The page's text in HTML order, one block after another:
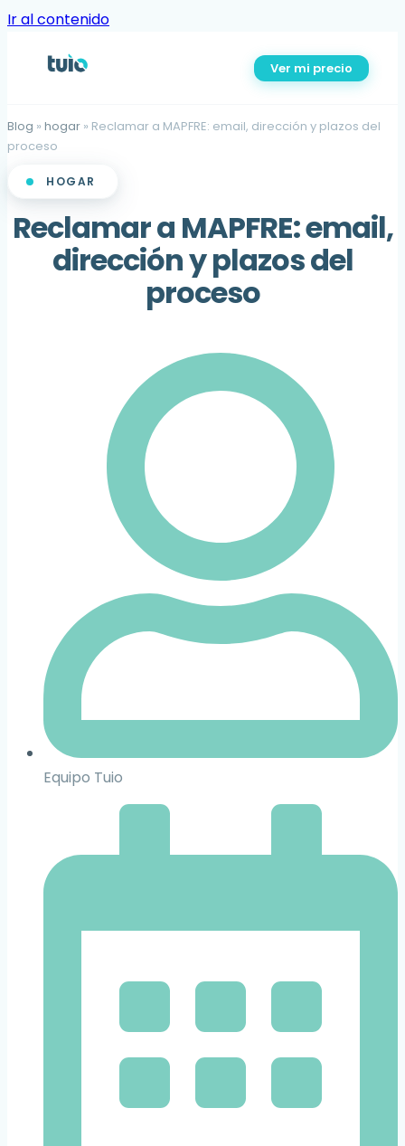
Ir al contenido
Ver mi precio
Blog » hogar » Reclamar a MAPFRE: email, dirección y plazos del
proceso
HOGAR
Reclamar a MAPFRE: email,
dirección y plazos del
proceso
Equipo Tuio